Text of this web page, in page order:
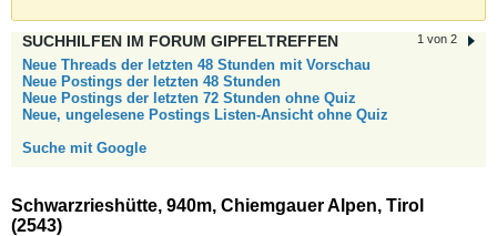
1 von 2
SUCHHILFEN IM FORUM GIPFELTREFFEN
Neue Threads der letzten 48 Stunden mit Vorschau
Neue Postings der letzten 48 Stunden
Neue Postings der letzten 72 Stunden ohne Quiz
Neue, ungelesene Postings Listen-Ansicht ohne Quiz
Suche mit Google
Schwarzrieshütte, 940m, Chiemgauer Alpen, Tirol
(2543)